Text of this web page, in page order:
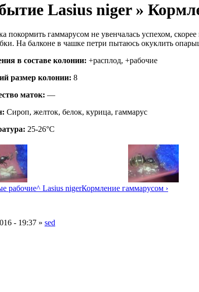
Lasius niger »
покормить гаммарусом не увенчалась успехом,
На балконе в чашке петри пытаюсь окуклить
в составе кoлонии: +расплод, +рабочие
размер кoлонии: 8
маток: —
Сироп, желток, белок, курица, гаммарус
25-26°C
рабочие^ Lasius nigerКормление гаммарусом ›
- 19:37 » sed